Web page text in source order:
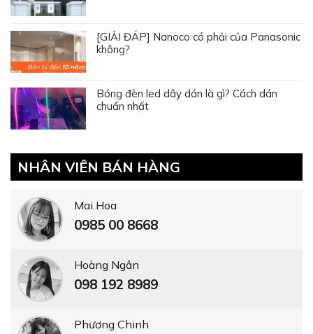
[GIẢI ĐÁP] Nanoco có phải của Panasonic
không?
Bóng đèn led dây dán là gì? Cách dán
chuẩn nhất
NHÂN VIÊN BÁN HÀNG
Mai Hoa
0985 00 8668
Hoàng Ngân
098 192 8989
Phương Chinh